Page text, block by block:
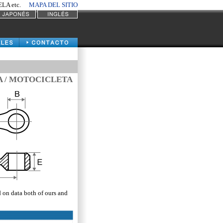
etc. MAPA DEL SITIO
/ MOTOCICLETA
data both of ours and